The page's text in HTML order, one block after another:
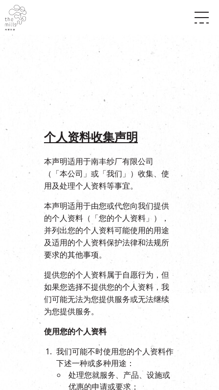
走进南丰纱厂
走进南丰纱厂
南丰作坊
其他體驗
到访我们
开放时间及位置
穿梭巴士服务
停车场
个人资料收集声明
本声明适用于南丰纱厂有限公司
（「本公司」或「我们」）收集、使
用及处理个人资料等事宜。
本声明适用于由您或代您向我们提供
的个人资料（「您的个人资料」），
并列出您的个人资料可能使用的用途
及适用的个人资料保护法律和法规所
要求的其他事项。
提供您的个人资料属于自愿行为，但
如果您选择不提供您的个人资料，我
们可能无法为您提供服务或无法继续
为您提供服务。
使用您的个人资料
我们可能不时使用您的个人资料作
下述一种或多种用途：
处理您就服务、产品、设施或
优惠的申请或要求；